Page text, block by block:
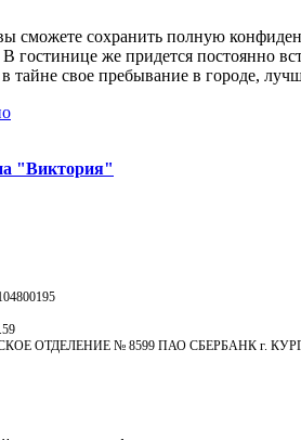
сохранить полную
гостинице же придется постоянно
тайне свое пребывание в городе,
"Виктория"
ОТДЕЛЕНИЕ № 8599 ПАО СБЕРБАНК г.